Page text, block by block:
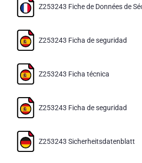
Z253243 Fiche de Données de
Z253243 Ficha de seguridad
Z253243 Ficha técnica
Z253243 Ficha de seguridad
Z253243 Sicherheitsdatenblatt